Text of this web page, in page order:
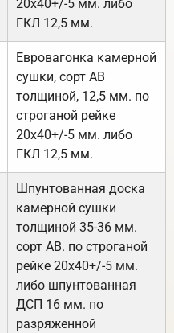
20х40+/-5 мм. либо
ГКЛ 12,5 мм.
Евровагонка камерной
сушки, сорт АВ
толщиной, 12,5 мм. по
строганой рейке
20х40+/-5 мм. либо
ГКЛ 12,5 мм.
Шпунтованная доска
камерной сушки
толщиной 35-36 мм.
сорт АВ. по строганой
рейке 20х40+/-5 мм.
либо шпунтованная
ДСП 16 мм. по
разряженной